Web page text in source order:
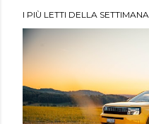
I PIÙ LETTI DELLA SETTIMANA